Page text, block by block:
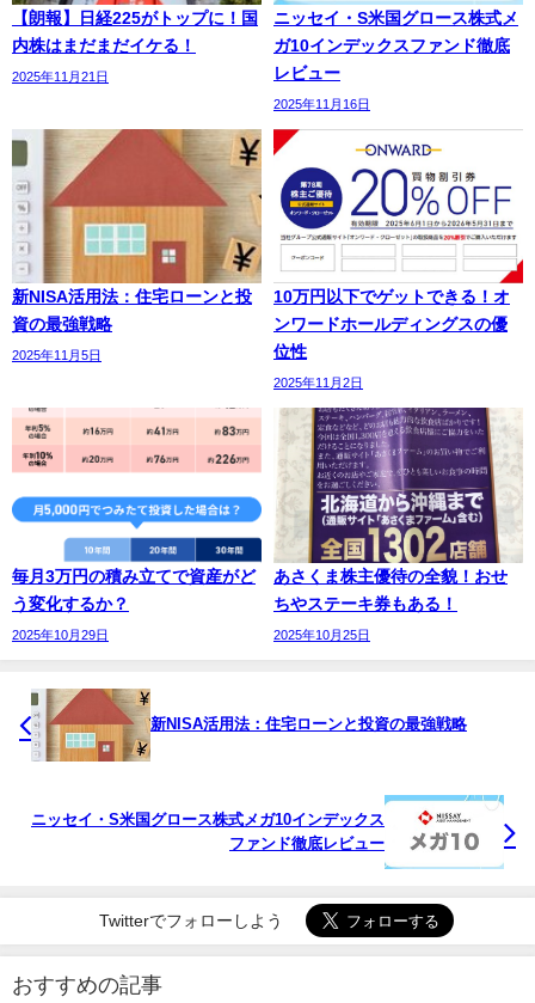
【朗報】日経225がトップに！国
内株はまだまだイケる！
2025年11月21日
ニッセイ・S米国グロース株式メ
ガ10インデックスファンド徹底
レビュー
2025年11月16日
新NISA活用法：住宅ローンと投
資の最強戦略
2025年11月5日
10万円以下でゲットできる！オ
ンワードホールディングスの優
位性
2025年11月2日
毎月3万円の積み立てで資産がど
う変化するか？
2025年10月29日
あさくま株主優待の全貌！おせ
ちやステーキ券もある！
2025年10月25日
新NISA活用法：住宅ローンと投資の最強戦略
ニッセイ・S米国グロース株式メガ10インデックス
ファンド徹底レビュー
Twitterでフォローしよう
おすすめの記事